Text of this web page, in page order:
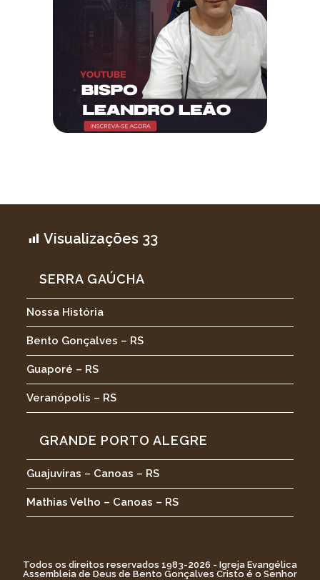
Visualizações 33
SERRA GAÚCHA
Nossa História
Bento Gonçalves – RS
Guaporé – RS
Veranópolis – RS
GRANDE PORTO ALEGRE
Guajuviras – Canoas – RS
Mathias Velho – Canoas – RS
Todos os direitos reservados 1983-2026 - Igreja Evangélica
Assembleia de Deus de Bento Gonçalves Cristo é o Senhor